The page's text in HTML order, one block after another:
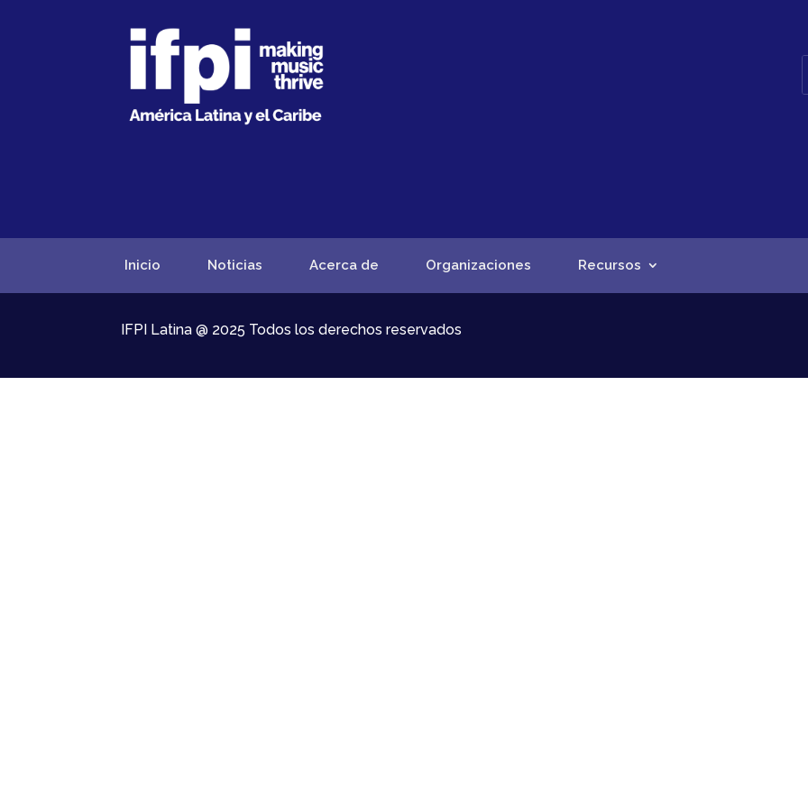
Inicio Noticias Acerca de Organizaciones Recursos
IFPI Latina @ 2025 Todos los derechos reservados